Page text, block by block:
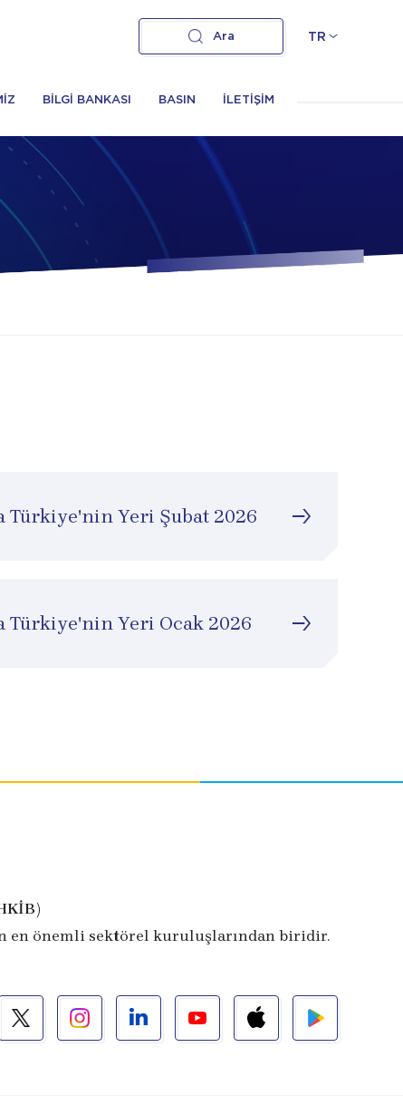
TR
Ara
BİLGİ BANKASI BASIN İLETİŞİM
Türkiye'nin Yeri Şubat 2026
Türkiye'nin Yeri Ocak 2026
en önemli sektörel kuruluşlarından biridir.